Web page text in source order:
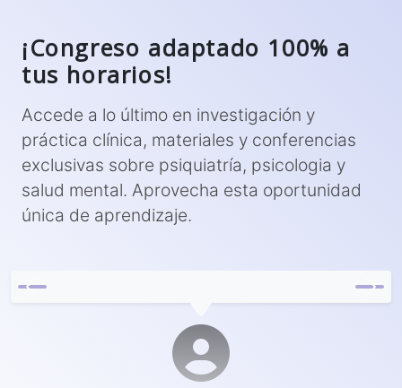
¡Congreso adaptado 100% a
tus horarios!
Accede a lo último en investigación y
práctica clínica, materiales y conferencias
exclusivas sobre psiquiatría, psicologia y
salud mental. Aprovecha esta oportunidad
única de aprendizaje.